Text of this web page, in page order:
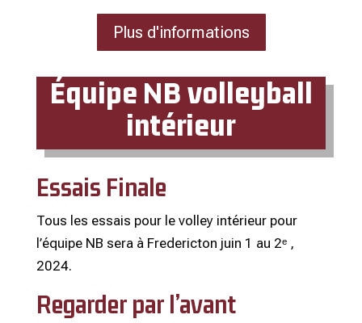
Plus d'informations
Équipe NB volleyball
intérieur
Essais Finale
Tous les essais pour le volley intérieur pour
l’équipe NB sera à Fredericton juin 1 au 2ᵉ ,
2024.
Regarder par l’avant